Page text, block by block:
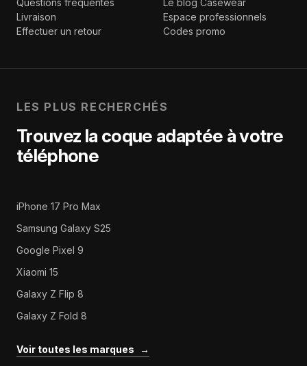
Livraison
Effectuer un retour
Espace professionnels
Codes promo
LES PLUS RECHERCHÉS
Trouvez la coque adaptée à votre
téléphone
iPhone 17 Pro Max
Samsung Galaxy S25
Google Pixel 9
Xiaomi 15
Galaxy Z Flip 8
Galaxy Z Fold 8
Voir toutes les marques →